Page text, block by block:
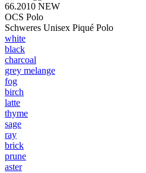
66.2010 NEW
OCS Polo
Schweres Unisex Piqué Polo
white
black
charcoal
grey melange
fog
birch
latte
thyme
sage
ray
brick
prune
aster